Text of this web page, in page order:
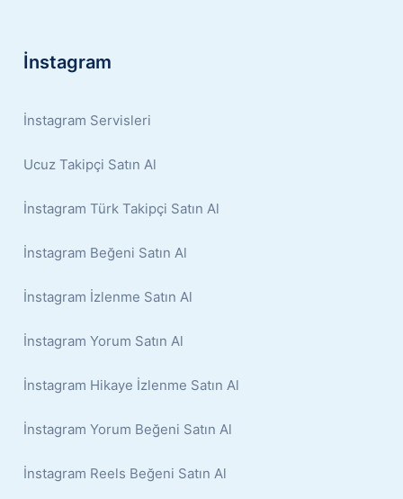
İnstagram
İnstagram Servisleri
Ucuz Takipçi Satın Al
İnstagram Türk Takipçi Satın Al
İnstagram Beğeni Satın Al
İnstagram İzlenme Satın Al
İnstagram Yorum Satın Al
İnstagram Hikaye İzlenme Satın Al
İnstagram Yorum Beğeni Satın Al
İnstagram Reels Beğeni Satın Al